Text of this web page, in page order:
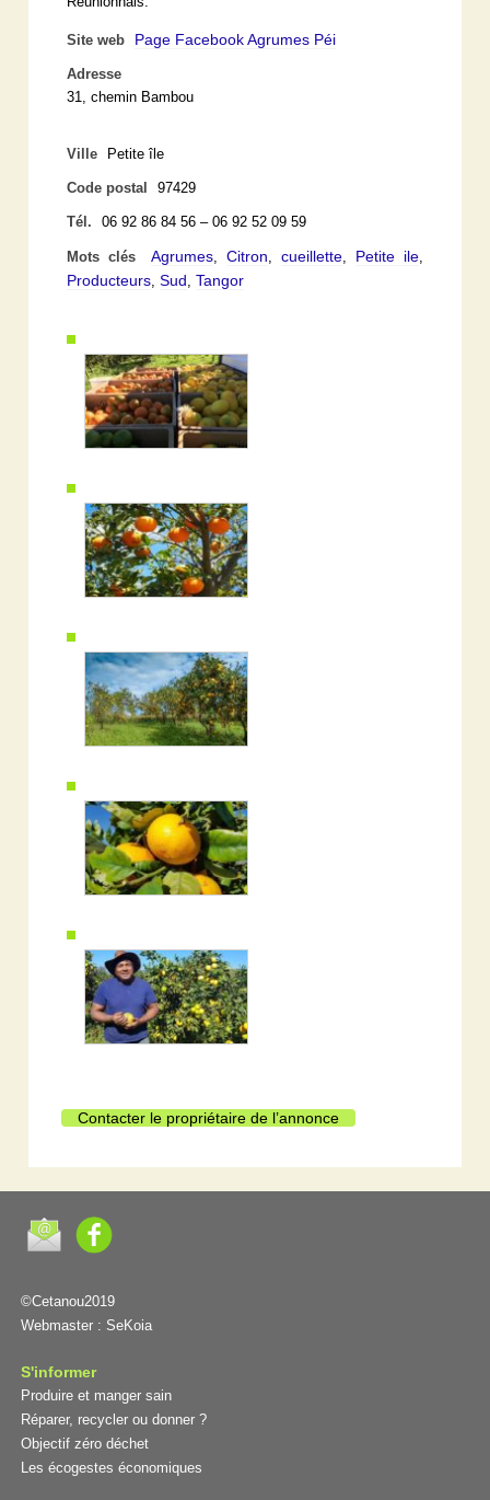
Site web Page Facebook Agrumes Péi
Adresse
31, chemin Bambou
Ville Petite île
Code postal 97429
Tél. 06 92 86 84 56 – 06 92 52 09 59
Mots clés Agrumes, Citron cueillette, Petite ile,
Producteurs ,Sud ,Tangor
Contacter le propriétaire de l’annonce
©Cetanou2019
Webmaster : SeKoia
S'informer
Produire et manger sain
Réparer, recycler ou donner ?
Objectif zéro déchet
Les écogestes économiques